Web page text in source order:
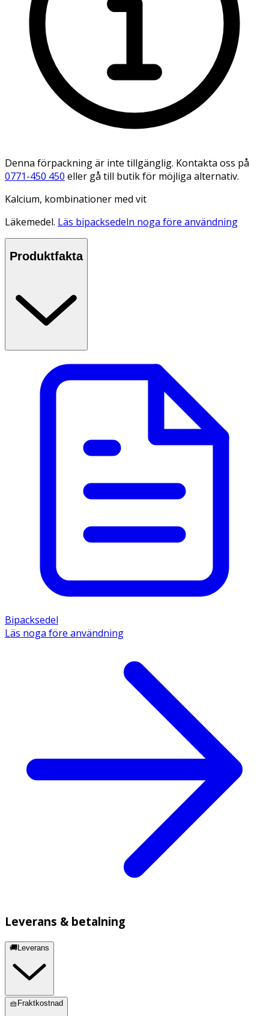
Denna förpackning är inte tillgänglig. Kontakta oss på
0771-450 450 eller gå till butik för möjliga alternativ.
Kalcium, kombinationer med vit
Läkemedel. Läs bipacksedeln noga före användning
Produktfakta
Bipacksedel
Läs noga före användning
Leverans & betalning
🚚Leverans
🧺Fraktkostnad